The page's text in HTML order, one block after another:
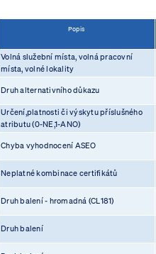
Popis
Volná služební místa, volná pracovní
místa, volné lokality
Druh alternativního důkazu
Určení,platnosti či výskytu příslušného
atributu (0-NE,1-ANO)
Chyba vyhodnocení ASEO
Neplatné kombinace certifikátů
Druh balení - hromadná (CL181)
Druh balení